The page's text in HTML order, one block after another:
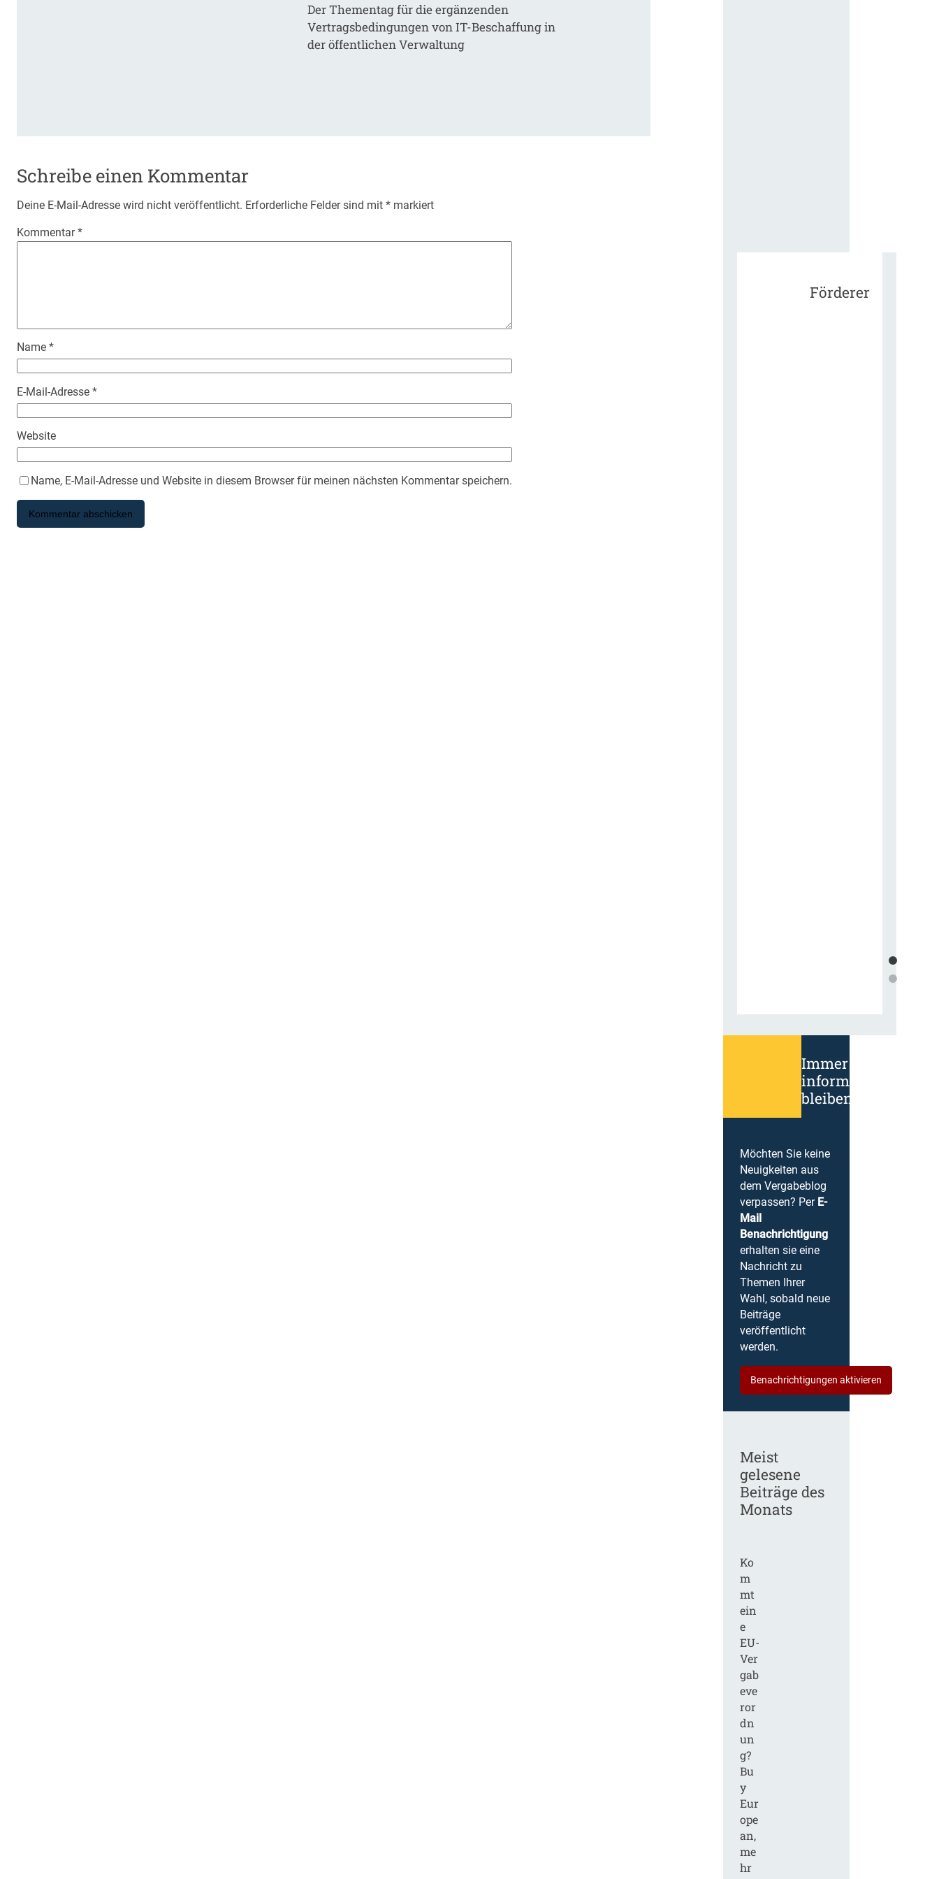
Der Thementag für die ergänzenden
Vertragsbedingungen von IT-Beschaffung in
der öffentlichen Verwaltung
Schreibe einen Kommentar
Deine E-Mail-Adresse wird nicht veröffentlicht. Erforderliche Felder sind mit * markiert
Kommentar*
Name *
E-Mail-Adresse *
Website
Name, E-Mail-Adresse und Website in diesem Browser für meinen nächsten Kommentar speichern.
Förderer
Immer
informiert
bleiben!
Möchten Sie keine
Neuigkeiten aus
dem Vergabeblog
verpassen? Per E-
Mail
Benachrichtigung
erhalten sie eine
Nachricht zu
Themen Ihrer
Wahl, sobald neue
Beiträge
veröffentlicht
werden.
Benachrichtigungen aktivieren
Meist
gelesene
Beiträge des
Monats
Ko
m
mt
ein
e
EU-
Ver
gab
eve
ror
dn
un
g?
Bu
y
Eur
ope
an,
me
hr